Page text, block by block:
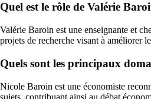
Quel est le rôle de Valérie
Valérie Baroin est une enseignante et
projets de recherche visant à améliorer
Quels sont les principaux
Nicole Baroin est une économiste
sujets, contribuant ainsi au débat